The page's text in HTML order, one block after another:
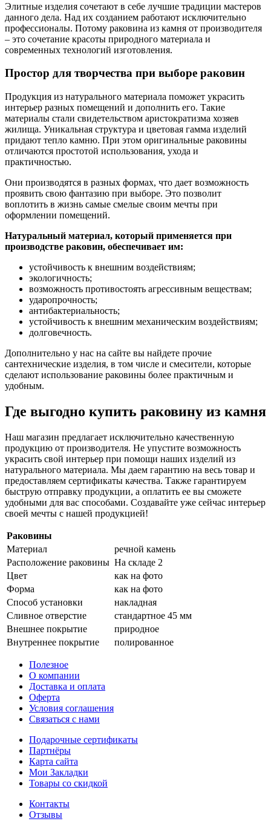
Элитные изделия сочетают в себе лучшие традиции мастеров
данного дела. Над их созданием работают исключительно
профессионалы. Потому раковина из камня от производителя
– это сочетание красоты природного материала и
современных технологий изготовления.
Простор для творчества при выборе раковин
Продукция из натурального материала поможет украсить
интерьер разных помещений и дополнить его. Такие
материалы стали свидетельством аристократизма хозяев
жилища. Уникальная структура и цветовая гамма изделий
придают тепло камню. При этом оригинальные раковины
отличаются простотой использования, ухода и
практичностью.
Они производятся в разных формах, что дает возможность
проявить свою фантазию при выборе. Это позволит
воплотить в жизнь самые смелые своим мечты при
оформлении помещений.
Натуральный материал, который применяется при
производстве раковин, обеспечивает им:
устойчивость к внешним воздействиям;
экологичность;
возможность противостоять агрессивным веществам;
ударопрочность;
антибактериальность;
устойчивость к внешним механическим воздействиям;
долговечность.
Дополнительно у нас на сайте вы найдете прочие
сантехнические изделия, в том числе и смесители, которые
сделают использование раковины более практичным и
удобным.
Где выгодно купить раковину из камня
Наш магазин предлагает исключительно качественную
продукцию от производителя. Не упустите возможность
украсить свой интерьер при помощи наших изделий из
натурального материала. Мы даем гарантию на весь товар и
предоставляем сертификаты качества. Также гарантируем
быструю отправку продукции, а оплатить ее вы сможете
удобными для вас способами. Создавайте уже сейчас интерьер
своей мечты с нашей продукцией!
Раковины
Материал
речной камень
Расположение раковины На складе 2
Цвет
как на фото
Форма
как на фото
Способ установки
накладная
Сливное отверстие
стандартное 45 мм
Внешнее покрытие
природное
Внутреннее покрытие
полированное
Полезное
О компании
Доставка и оплата
Оферта
Условия соглашения
Связаться с нами
Подарочные сертификаты
Партнёры
Карта сайта
Мои Закладки
Товары со скидкой
Контакты
Отзывы